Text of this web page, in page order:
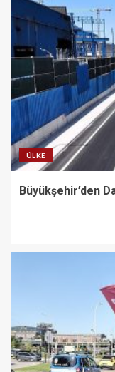
ÜLKE
Büyükşehir’den